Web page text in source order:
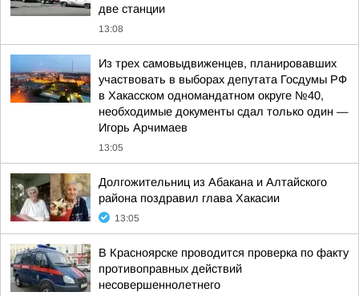
две станции
13:08
Из трех самовыдвиженцев, планировавших
участвовать в выборах депутата Госдумы РФ
в Хакасском одномандатном округе №40,
необходимые документы сдал только один —
Игорь Арчимаев
13:05
Долгожительниц из Абакана и Алтайского
района поздравил глава Хакасии
13:05
В Красноярске проводится проверка по факту
противоправных действий
несовершеннолетнего